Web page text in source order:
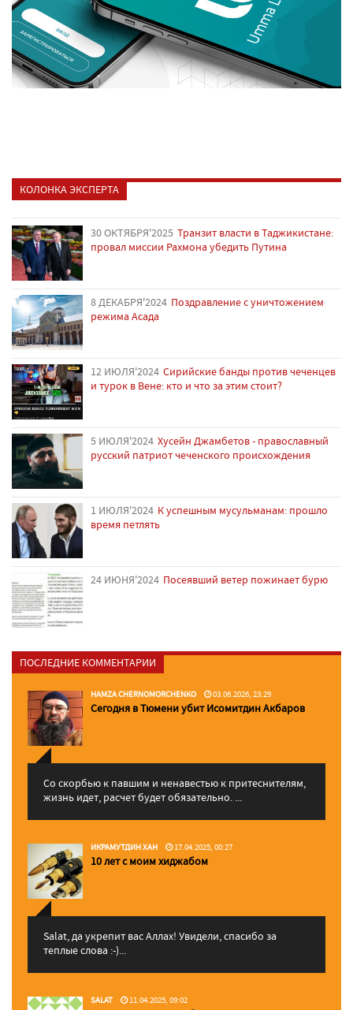
КОЛОНКА ЭКСПЕРТА
30 ОКТЯБРЯ'2025 Транзит власти в Таджикистане:
провал миссии Рахмона убедить Путина
8 ДЕКАБРЯ'2024 Поздравление с уничтожением
режима Асада
12 ИЮЛЯ'2024 Сирийские банды против чеченцев
и турок в Вене: кто и что за этим стоит?
5 ИЮЛЯ'2024 Хусейн Джамбетов - православный
русский патриот чеченского происхождения
1 ИЮЛЯ'2024 К успешным мусульманам: прошло
время петлять
24 ИЮНЯ'2024 Посеявший ветер пожинает бурю
ПОСЛЕДНИЕ КОММЕНТАРИИ
HAMZA CHERNOMORCHENKO 03.06.2026, 23:29
Сегодня в Тюмени убит Исомитдин Акбаров
Со скорбью к павшим и ненавестью к притеснителям,
жизнь идет, расчет будет обязательно. ...
ИКРАМУТДИН ХАН 17.04.2025, 00:27
10 лет с моим хиджабом
Salat, да укрепит вас Аллаx! Увидели, спасибо за
теплые слова :-)...
SALAT 11.04.2025, 09:02